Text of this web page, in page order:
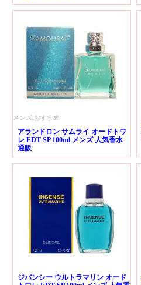
メンズ,おすすめ
アランドロン サムライ オードトワ
レ EDT SP 100ml メンズ 人気香水
通販
ジバンシー ウルトラマリン オード